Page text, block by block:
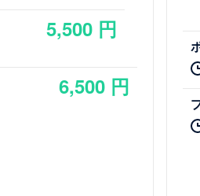
駅（JR中央線・JR総武線）
橋口から徒歩１０分
5,500 円
6,500 円